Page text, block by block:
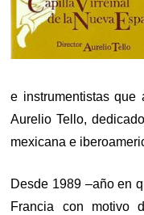
e instrumentistas que
Aurelio Tello,
mexicana e
Desde 1989 –año en
Francia con motivo